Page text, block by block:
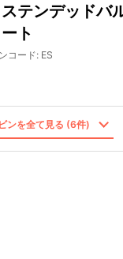
テンデッドバ
ト
コード: ES
ンを全て見る (6件)